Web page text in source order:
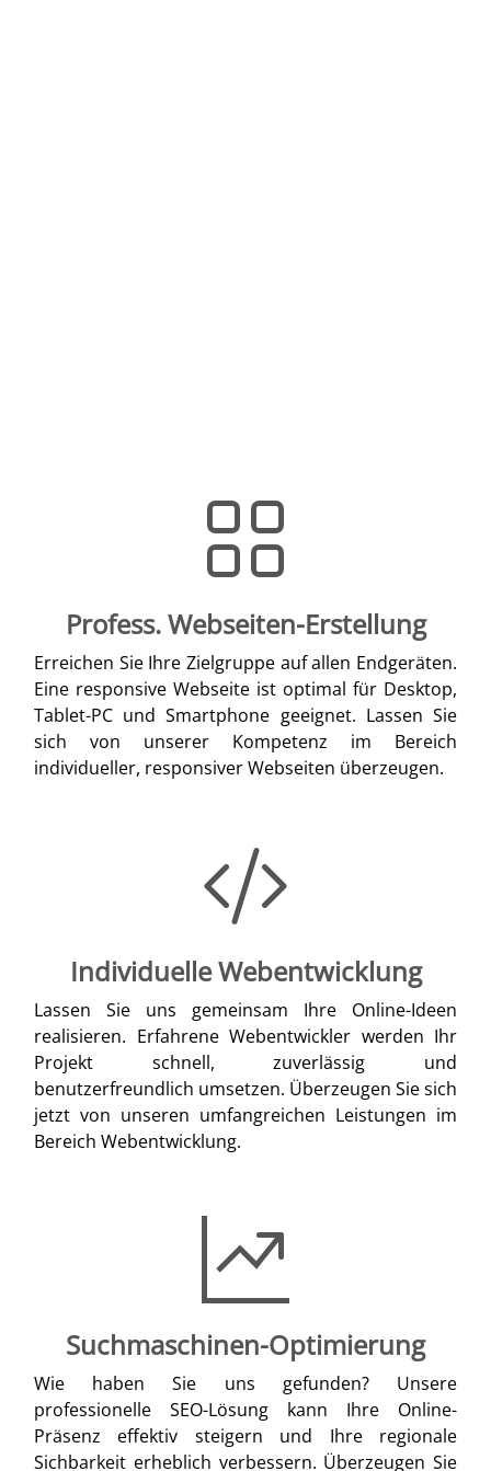
Profess. Webseiten-Erstellung
Erreichen Sie Ihre Zielgruppe auf allen Endgeräten.
Eine responsive Webseite ist optimal für Desktop,
Tablet-PC und Smartphone geeignet. Lassen Sie
sich von unserer Kompetenz im Bereich
individueller, responsiver Webseiten überzeugen.
Individuelle Webentwicklung
Lassen Sie uns gemeinsam Ihre Online-Ideen
realisieren. Erfahrene Webentwickler werden Ihr
Projekt schnell, zuverlässig und
benutzerfreundlich umsetzen. Überzeugen Sie sich
jetzt von unseren umfangreichen Leistungen im
Bereich Webentwicklung.
Suchmaschinen-Optimierung
Wie haben Sie uns gefunden? Unsere
professionelle SEO-Lösung kann Ihre Online-
Präsenz effektiv steigern und Ihre regionale
Sichbarkeit erheblich verbessern. Überzeugen Sie